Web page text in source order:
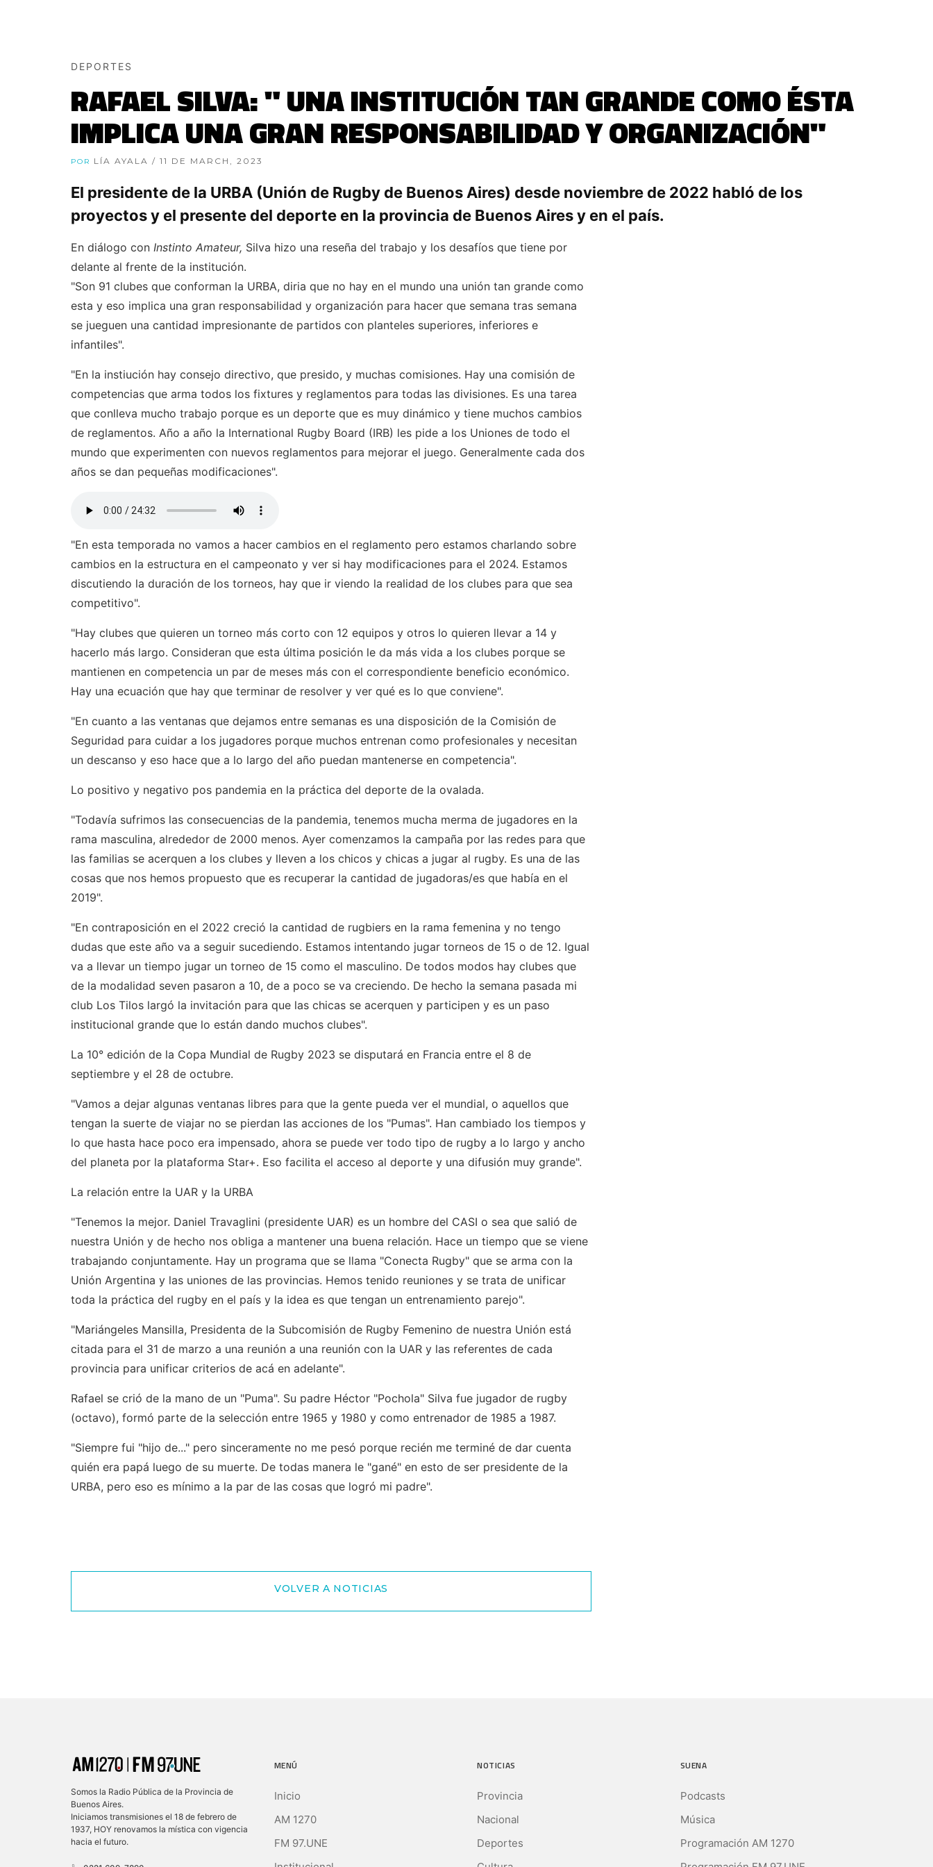
DEPORTES
RAFAEL SILVA: " UNA INSTITUCIÓN TAN GRANDE COMO ÉSTA
IMPLICA UNA GRAN RESPONSABILIDAD Y ORGANIZACIÓN"
POR LÍA AYALA / 11 DE MARCH, 2023
El presidente de la URBA (Unión de Rugby de Buenos Aires) desde noviembre de 2022 habló de los
proyectos y el presente del deporte en la provincia de Buenos Aires y en el país.
En diálogo con Instinto Amateur, Silva hizo una reseña del trabajo y los desafíos que tiene por
delante al frente de la institución.
"Son 91 clubes que conforman la URBA, diria que no hay en el mundo una unión tan grande como
esta y eso implica una gran responsabilidad y organización para hacer que semana tras semana
se jueguen una cantidad impresionante de partidos con planteles superiores, inferiores e
infantiles".
"En la instiución hay consejo directivo, que presido, y muchas comisiones. Hay una comisión de
competencias que arma todos los fixtures y reglamentos para todas las divisiones. Es una tarea
que conlleva mucho trabajo porque es un deporte que es muy dinámico y tiene muchos cambios
de reglamentos. Año a año la International Rugby Board (IRB) les pide a los Uniones de todo el
mundo que experimenten con nuevos reglamentos para mejorar el juego. Generalmente cada dos
años se dan pequeñas modificaciones".
"En esta temporada no vamos a hacer cambios en el reglamento pero estamos charlando sobre
cambios en la estructura en el campeonato y ver si hay modificaciones para el 2024. Estamos
discutiendo la duración de los torneos, hay que ir viendo la realidad de los clubes para que sea
competitivo".
"Hay clubes que quieren un torneo más corto con 12 equipos y otros lo quieren llevar a 14 y
hacerlo más largo. Consideran que esta última posición le da más vida a los clubes porque se
mantienen en competencia un par de meses más con el correspondiente beneficio económico.
Hay una ecuación que hay que terminar de resolver y ver qué es lo que conviene".
"En cuanto a las ventanas que dejamos entre semanas es una disposición de la Comisión de
Seguridad para cuidar a los jugadores porque muchos entrenan como profesionales y necesitan
un descanso y eso hace que a lo largo del año puedan mantenerse en competencia".
Lo positivo y negativo pos pandemia en la práctica del deporte de la ovalada.
"Todavía sufrimos las consecuencias de la pandemia, tenemos mucha merma de jugadores en la
rama masculina, alrededor de 2000 menos. Ayer comenzamos la campaña por las redes para que
las familias se acerquen a los clubes y lleven a los chicos y chicas a jugar al rugby. Es una de las
cosas que nos hemos propuesto que es recuperar la cantidad de jugadoras/es que había en el
2019".
"En contraposición en el 2022 creció la cantidad de rugbiers en la rama femenina y no tengo
dudas que este año va a seguir sucediendo. Estamos intentando jugar torneos de 15 o de 12. Igual
va a llevar un tiempo jugar un torneo de 15 como el masculino. De todos modos hay clubes que
de la modalidad seven pasaron a 10, de a poco se va creciendo. De hecho la semana pasada mi
club Los Tilos largó la invitación para que las chicas se acerquen y participen y es un paso
institucional grande que lo están dando muchos clubes".
La 10° edición de la Copa Mundial de Rugby 2023 se disputará en Francia entre el 8 de
septiembre y el 28 de octubre.
"Vamos a dejar algunas ventanas libres para que la gente pueda ver el mundial, o aquellos que
tengan la suerte de viajar no se pierdan las acciones de los "Pumas". Han cambiado los tiempos y
lo que hasta hace poco era impensado, ahora se puede ver todo tipo de rugby a lo largo y ancho
del planeta por la plataforma Star+. Eso facilita el acceso al deporte y una difusión muy grande".
La relación entre la UAR y la URBA
"Tenemos la mejor. Daniel Travaglini (presidente UAR) es un hombre del CASI o sea que salió de
nuestra Unión y de hecho nos obliga a mantener una buena relación. Hace un tiempo que se viene
trabajando conjuntamente. Hay un programa que se llama "Conecta Rugby" que se arma con la
Unión Argentina y las uniones de las provincias. Hemos tenido reuniones y se trata de unificar
toda la práctica del rugby en el país y la idea es que tengan un entrenamiento parejo".
"Mariángeles Mansilla, Presidenta de la Subcomisión de Rugby Femenino de nuestra Unión está
citada para el 31 de marzo a una reunión a una reunión con la UAR y las referentes de cada
provincia para unificar criterios de acá en adelante".
Rafael se crió de la mano de un "Puma". Su padre Héctor "Pochola" Silva fue jugador de rugby
(octavo), formó parte de la selección entre 1965 y 1980 y como entrenador de 1985 a 1987.
"Siempre fui "hijo de..." pero sinceramente no me pesó porque recién me terminé de dar cuenta
quién era papá luego de su muerte. De todas manera le "gané" en esto de ser presidente de la
URBA, pero eso es mínimo a la par de las cosas que logró mi padre".
VOLVER A NOTICIAS
Somos la Radio Pública de la Provincia de
Buenos Aires.
Iniciamos transmisiones el 18 de febrero de
1937, HOY renovamos la mística con vigencia
hacia el futuro.
MENÚ
Inicio
AM 1270
FM 97.UNE
NOTICIAS
Provincia
Nacional
Deportes
SUENA
Podcasts
Música
Programación AM 1270